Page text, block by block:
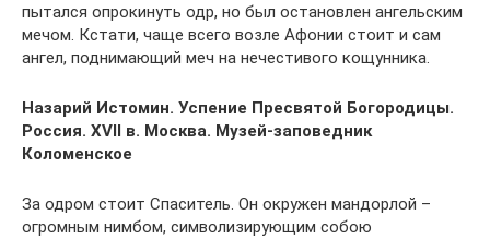
пытался опрокинуть одр, но был остановлен ангельским
мечом. Кстати, чаще всего возле Афонии стоит и сам
ангел, поднимающий меч на нечестивого кощунника.
Назарий Истомин. Успение Пресвятой Богородицы.
Россия. XVII в. Москва. Музей-заповедник
Коломенское
За одром стоит Спаситель. Он окружен мандорлой –
огромным нимбом, символизирующим собою